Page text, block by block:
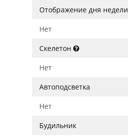
Отображение дня недели
Нет
Скелетон
Нет
Автоподсветка
Нет
Будильник